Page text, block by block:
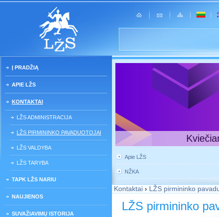
Į PRADŽIĄ
APIE LŽS
KONTAKTAI
LŽS ADMINISTRACIJA
LŽS PIRMININKO PAVADUOTOJAI
LŽS VALDYBA
LŽS TARYBA
TAPK LŽS NARIU
NAUJIENOS
SUVAŽIAVIMŲ ISTORIJA
Apie LŽS
NŽKA
Kontaktai › LŽS pirmininko
LŽS pirmininko